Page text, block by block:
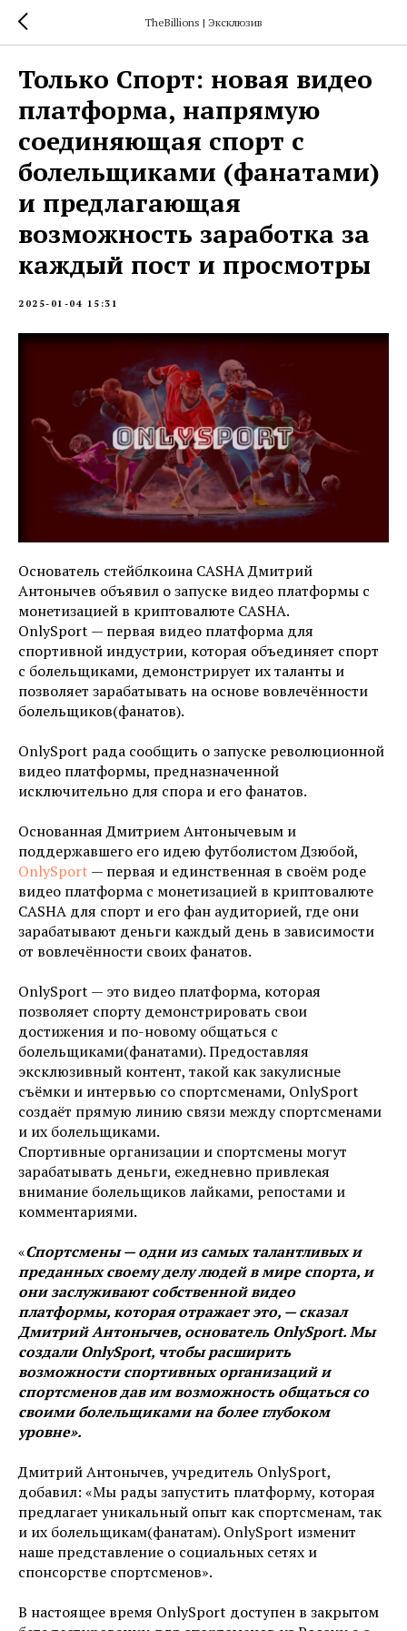
TheBillions | Эксклюзив
Только Спорт: новая видео
платформа, напрямую
соединяющая спорт с
болельщиками (фанатами)
и предлагающая
возможность заработка за
каждый пост и просмотры
2025-01-04 15:31
Основатель стейблкоина CASHA Дмитрий
Антонычев объявил о запуске видео платформы с
монетизацией в криптовалюте CASHA.
OnlySport — первая видео платформа для
спортивной индустрии, которая объединяет спорт
с болельщиками, демонстрирует их таланты и
позволяет зарабатывать на основе вовлечённости
болельщиков(фанатов).
OnlySport рада сообщить о запуске революционной
видео платформы, предназначенной
исключительно для спора и его фанатов.
Основанная Дмитрием Антонычевым и
поддержавшего его идею футболистом Дзюбой,
OnlySport — первая и единственная в своём роде
видео платформа с монетизацией в криптовалюте
CASHA для спорт и его фан аудиторией, где они
зарабатывают деньги каждый день в зависимости
от вовлечённости своих фанатов.
OnlySport — это видео платформа, которая
позволяет спорту демонстрировать свои
достижения и по-новому общаться с
болельщиками(фанатами). Предоставляя
эксклюзивный контент, такой как закулисные
съёмки и интервью со спортсменами, OnlySport
создаёт прямую линию связи между спортсменами
и их болельщиками.
Спортивные организации и спортсмены могут
зарабатывать деньги, ежедневно привлекая
внимание болельщиков лайками, репостами и
комментариями.
«Спортсмены — одни из самых талантливых и
преданных своему делу людей в мире спорта, и
они заслуживают собственной видео
платформы, которая отражает это, — сказал
Дмитрий Антонычев, основатель OnlySport. Мы
создали OnlySport, чтобы расширить
возможности спортивных организаций и
спортсменов дав им возможность общаться со
своими болельщиками на более глубоком
уровне».
Дмитрий Антонычев, учредитель OnlySport,
добавил: «Мы рады запустить платформу, которая
предлагает уникальный опыт как спортсменам, так
и их болельщикам(фанатам). OnlySport изменит
наше представление о социальных сетях и
спонсорстве спортсменов».
В настоящее время OnlySport доступен в закрытом